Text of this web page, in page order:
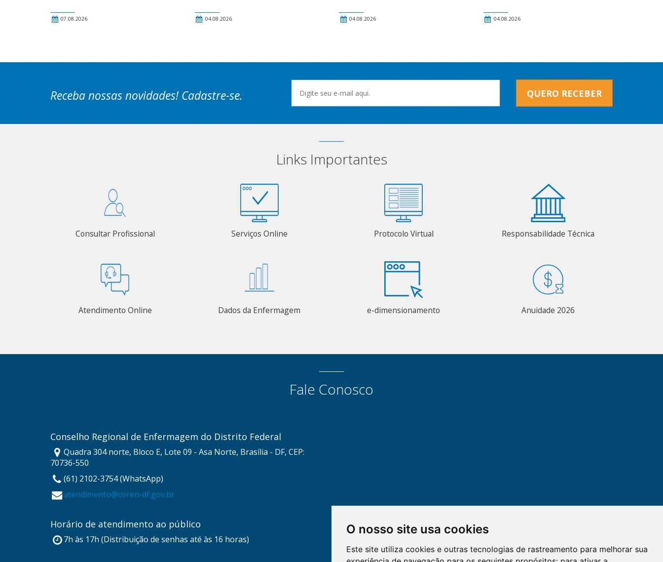
O nosso site usa cookies
Este site utiliza cookies e outras tecnologias de rastreamento para melhorar sua
07.08.2026 04.08.2026 04.08.2026 04.08.2026
Receba nossas novidades! Cadastre-se. QUERO RECEBER
Links Importantes
Consultar Profissional Serviços Online Protocolo Virtual Responsabilidade Técnica
Atendimento Online Dados da Enfermagem e-dimensionamento Anuidade 2026
Fale Conosco
Conselho Regional de Enfermagem do Distrito Federal
Quadra 304 norte, Bloco E, Lote 09 - Asa Norte, Brasília - DF, CEP:
70736-550
(61) 2102-3754 (WhatsApp)
atendimento@coren-df.gov.br
Horário de atendimento ao público
7h às 17h (Distribuição de senhas até às 16 horas)